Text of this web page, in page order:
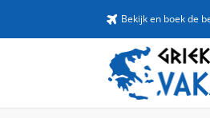
Bekijk en boek de